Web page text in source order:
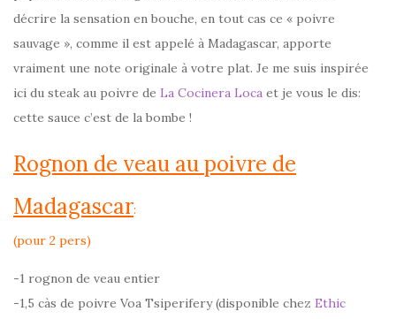
décrire la sensation en bouche, en tout cas ce « poivre
sauvage », comme il est appelé à Madagascar, apporte
vraiment une note originale à votre plat. Je me suis inspirée
ici du steak au poivre de La Cocinera Loca et je vous le dis:
cette sauce c’est de la bombe !
Rognon de veau au poivre de
Madagascar:
(pour 2 pers)
-1 rognon de veau entier
-1,5 càs de poivre Voa Tsiperifery (disponible chez Ethic